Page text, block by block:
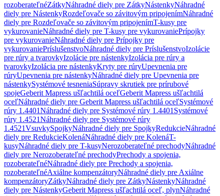
rozoberateľnéZátkyNáhradné diely pre ZátkyNástenkyNáhradné
diely pre NástenkyRozdeľovače so závitovým pripojenímNáhradné
diely pre Rozdeľovače so závitovým pripojenímT-kusy pre
vykurovanieNáhradné diely pre T-kusy pre vykurovaniePrípojky
pre vykurovanieNáhradné diely pre Prípojky pre
vykurovaniePríslušenstvoNáhradné diely pre PríslušenstvoIzolácie
pre rúry a tvarovkyIzolácie pre nástenkyIzolácia pre rúry a
tvarovkyIzolácia pre nástenkyKryty pre rúryUpevnenia pre
rúryUpevnenia pre nástenkyNáhradné diely pre Upevnenia pre
nástenkySystémové tesneniaSúpravy skrutiek pre prírubové
spojeGeberit Mapress ušľachtilá oceľGeberit Mapress ušľachtilá
oceľNáhradné diely pre Geberit Mapress ušľachtilá oceľSystémové
rúry 1.4401Náhradné diely pre Systémové rúry 1.4401 Systémové
rúry 1.4521Náhradné diely pre Systémové rúry
1.4521VsuvkySpojkyNáhradné diely pre SpojkyRedukcieNáhradné
diely pre RedukcieKolenáNáhradné diely pre KolenáT-
kusyNáhradné diely pre T-kusyNerozoberateľné prechodyNáhradné
diely pre Nerozoberateľné prechodyPrechody a spojenia,
rozoberateľnéNáhradné diely pre Prechody a spojenia,
rozoberateľnéAxiálne kompenzátoryNáhradné diely pre Axiálne
kompenzátoryZátkyNáhradné diely pre ZátkyNástenkyNáhradné
diely pre NástenkyGeberit Mapress ušľachtilá oceľ, plynNáhradné